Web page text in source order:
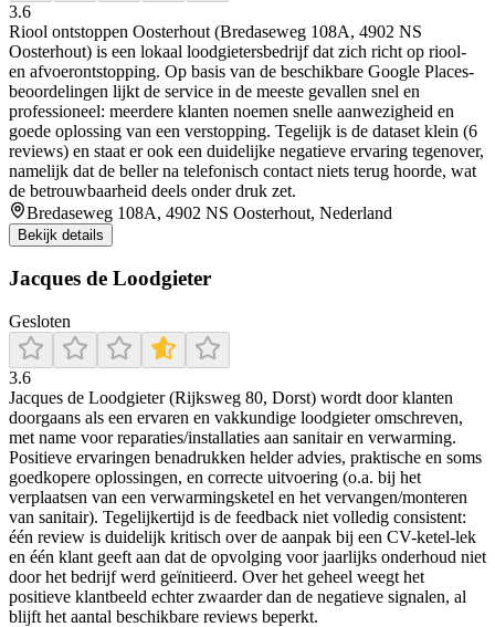
3.6
Riool ontstoppen Oosterhout (Bredaseweg 108A, 4902 NS
Oosterhout) is een lokaal loodgietersbedrijf dat zich richt op riool-
en afvoerontstopping. Op basis van de beschikbare Google Places-
beoordelingen lijkt de service in de meeste gevallen snel en
professioneel: meerdere klanten noemen snelle aanwezigheid en
goede oplossing van een verstopping. Tegelijk is de dataset klein (6
reviews) en staat er ook een duidelijke negatieve ervaring tegenover,
namelijk dat de beller na telefonisch contact niets terug hoorde, wat
de betrouwbaarheid deels onder druk zet.
Bredaseweg 108A, 4902 NS Oosterhout, Nederland
Bekijk details
Jacques de Loodgieter
Gesloten
3.6
Jacques de Loodgieter (Rijksweg 80, Dorst) wordt door klanten
doorgaans als een ervaren en vakkundige loodgieter omschreven,
met name voor reparaties/installaties aan sanitair en verwarming.
Positieve ervaringen benadrukken helder advies, praktische en soms
goedkopere oplossingen, en correcte uitvoering (o.a. bij het
verplaatsen van een verwarmingsketel en het vervangen/monteren
van sanitair). Tegelijkertijd is de feedback niet volledig consistent:
één review is duidelijk kritisch over de aanpak bij een CV-ketel-lek
en één klant geeft aan dat de opvolging voor jaarlijks onderhoud niet
door het bedrijf werd geïnitieerd. Over het geheel weegt het
positieve klantbeeld echter zwaarder dan de negatieve signalen, al
blijft het aantal beschikbare reviews beperkt.